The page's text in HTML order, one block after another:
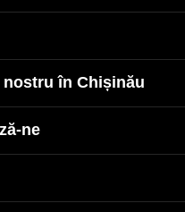
nostru în Chișinău
ne